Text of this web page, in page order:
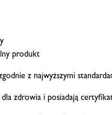
produkt
z najwyższymi
dla zdrowia i posiadają